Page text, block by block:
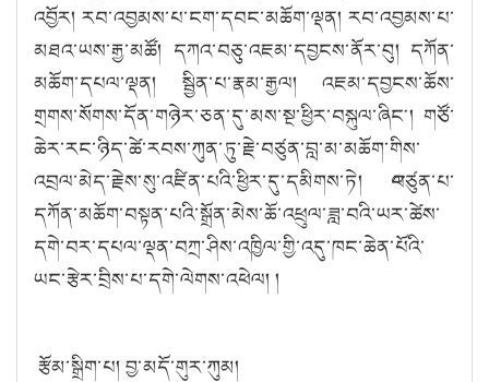
འབྱོར། རབ་འབྱམས་པ་ངག་དབང་མཆོག་ལྡན། རབ་འབྱམས་པ་
མཐའ་ཡས་རྒྱ་མཚོ། དཀའ་བཅུ་འཇམ་དབྱངས་ནོར་བུ། དཀོན་
མཆོག་དཔལ་ལྡན། སྦྱིན་པ་རྣམ་རྒྱལ། འཇམ་དབྱངས་ཆོས་
གྲགས་སོགས་དོན་གཉེར་ཅན་དུ་མས་སྔ་ཕྱིར་བསྐུལ་ཞིང༌། གཙོ་
ཆེར་རང་ཉིད་ཚེ་རབས་ཀུན་ཏུ་རྗེ་བཙུན་བླ་མ་མཆོག་གིས་
འབྲལ་མེད་རྗེས་སུ་འཛིན་པའི་ཕྱིར་དུ་དམིགས་ཏེ། ྋབཙུན་པ་
དཀོན་མཆོག་བསྟན་པའི་སྒྲོན་མེས་ཆོ་འཕྲུལ་ཟླ་བའི་ཡར་ཚེས་
དགེ་བར་དཔལ་ལྡན་བཀྲ་ཤིས་འཁྱིལ་གྱི་འདུ་ཁང་ཆེན་པོའི་
ཡང་རྩེར་བྲིས་པ་དགེ་ལེགས་འཕེལ། །
རྩོམ་སྒྲིག་པ། བྱ་མདོ་གུར་ཀུམ།